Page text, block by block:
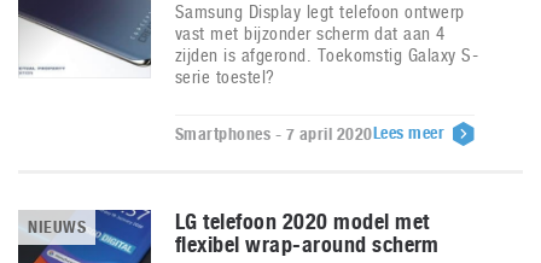
Samsung Display legt telefoon ontwerp
vast met bijzonder scherm dat aan 4
zijden is afgerond. Toekomstig Galaxy S-
serie toestel?
Smartphones - 7 april 2020Lees meer
NIEUWS
LG telefoon 2020 model met
flexibel wrap-around scherm